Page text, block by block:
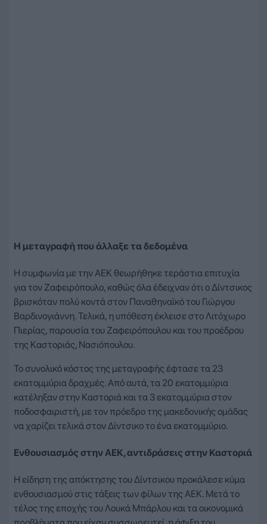
Η μεταγραφή που άλλαξε τα δεδομένα
Η συμφωνία με την ΑΕΚ θεωρήθηκε τεράστια επιτυχία
για τον Ζαφειρόπουλο, καθώς όλα έδειχναν ότι ο Δίντσικος
βρισκόταν πολύ κοντά στον Παναθηναϊκό του Γιώργου
Βαρδινογιάννη. Τελικά, η υπόθεση έκλεισε στο Λιτόχωρο
Πιερίας, παρουσία του Ζαφειρόπουλου και του προέδρου
της Καστοριάς, Νασιόπουλου.
Το συνολικό κόστος της μεταγραφής έφτασε τα 23
εκατομμύρια δραχμές. Από αυτά, τα 20 εκατομμύρια
κατέληξαν στην Καστοριά και τα 3 εκατομμύρια στον
ποδοσφαιριστή, με τον πρόεδρο της μακεδονικής ομάδας
να χαρίζει τελικά στον Δίντσικο το ένα εκατομμύριο.
Ενθουσιασμός στην ΑΕΚ, αντιδράσεις στην Καστοριά
Η είδηση της απόκτησης του Δίντσικου προκάλεσε κύμα
ενθουσιασμού στις τάξεις των φίλων της ΑΕΚ. Μετά το
τέλος της εποχής του Λουκά Μπάρλου και τα οικονομικά